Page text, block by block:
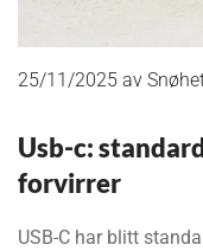
25/11/2025 av
Usb-c:
forvirrer
USB-C har blitt